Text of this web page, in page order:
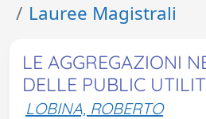
Lauree Magistrali
LE AGGREGAZIONI
DELLE PUBLIC
LOBINA, ROBERTO